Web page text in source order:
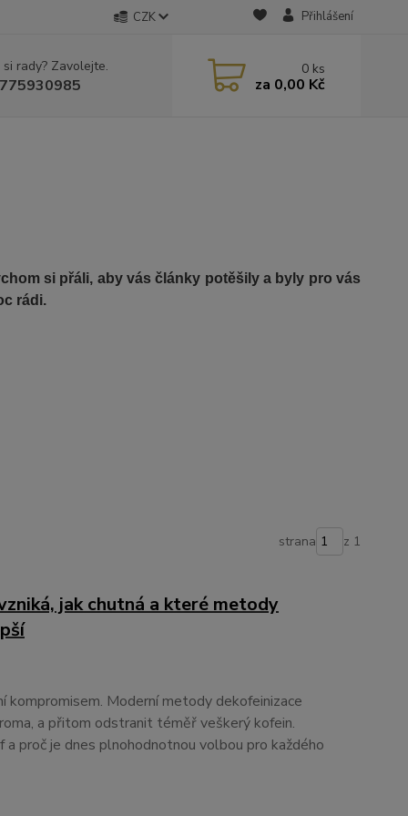
CZK Přihlášení
rady? Zavolejte. 0 ks
za 0,00 Kč
si přáli, aby vás články potěšily a byly pro vás
rádi.
strana z 1
jak chutná a které metody
kompromisem. Moderní metody dekofeinizace
a přitom odstranit téměř veškerý kofein.
a proč je dnes plnohodnotnou volbou pro každého